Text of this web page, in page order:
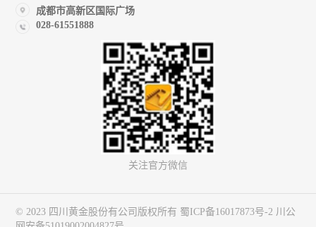
成都市高新区国际广场
028-61551888
关注官方微信
© 2023 四川黄金股份有公司版权所有 蜀ICP备16017873号-2 川公